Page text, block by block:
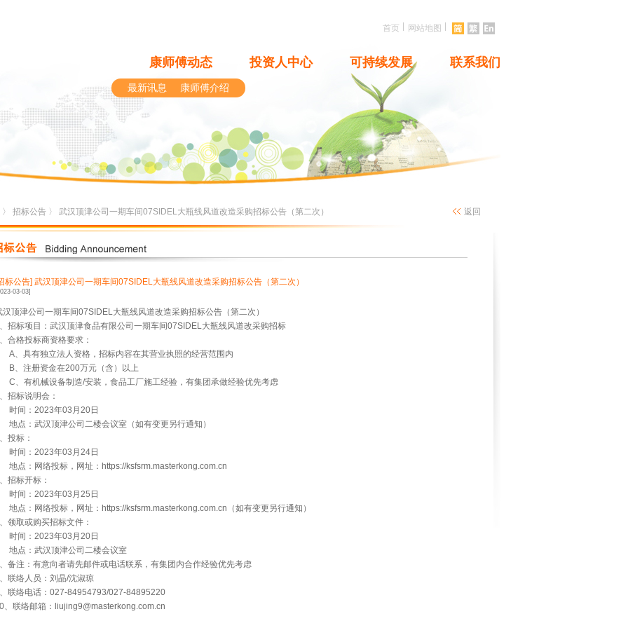
首页 网站地图
康师傅动态 投资人中心 可持续发展 联系我们
最新讯息 康师傅介绍
〉 招标公告 〉 武汉顶津公司一期车间07SIDEL大瓶线风道改造采购招标公告（第二次） 返回
标公告] 武汉顶津公司一期车间07SIDEL大瓶线风道改造采购招标公告（第二次）
03-03]
汉顶津公司一期车间07SIDEL大瓶线风道改造采购招标公告（第二次）
招标项目：武汉顶津食品有限公司一期车间07SIDEL大瓶线风道改采购招标
合格投标商资格要求：
具有独立法人资格，招标内容在其营业执照的经营范围内
注册资金在200万元（含）以上
有机械设备制造/安装，食品工厂施工经验，有集团承做经验优先考虑
招标说明会：
间：2023年03月20日
点：武汉顶津公司二楼会议室（如有变更另行通知）
投标：
间：2023年03月24日
点：网络投标，网址：https://ksfsrm.masterkong.com.cn
招标开标：
间：2023年03月25日
点：网络投标，网址：https://ksfsrm.masterkong.com.cn（如有变更另行通知）
领取或购买招标文件：
间：2023年03月20日
点：武汉顶津公司二楼会议室
备注：有意向者请先邮件或电话联系，有集团内合作经验优先考虑
联络人员：刘晶/沈淑琼
联络电话：027-84954793/027-84895220
、联络邮箱：liujing9@masterkong.com.cn